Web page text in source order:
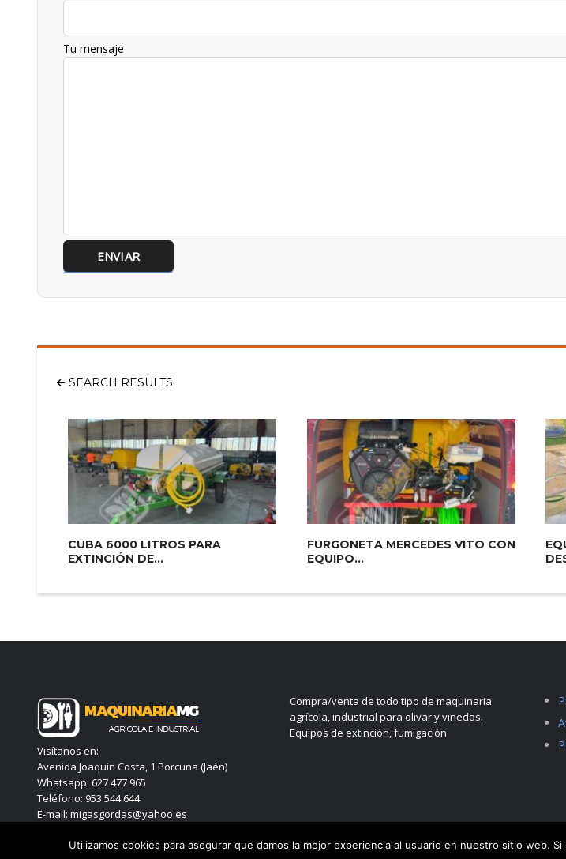
Tu mensaje
SEARCH RESULTS
CUBA 6000 LITROS PARA
EXTINCIÓN DE...
FURGONETA MERCEDES VITO CON
EQUIPO...
Visítanos en:
Avenida Joaquin Costa, 1 Porcuna (Jaén)
Whatsapp: 627 477 965
Teléfono: 953 544 644
E-mail: migasgordas@yahoo.es
Compra/venta de todo tipo de maquinaria
agrícola, industrial para olivar y viñedos.
Equipos de extinción, fumigación
Utilizamos cookies para asegurar que damos la mejor experiencia al usuario en nuestro sitio web.